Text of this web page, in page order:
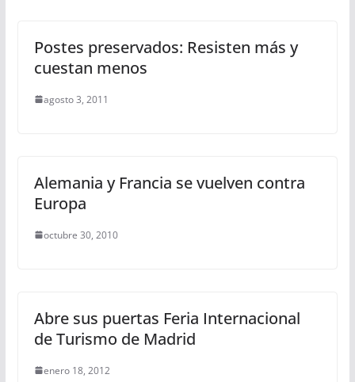
Postes preservados: Resisten más y
cuestan menos
agosto 3, 2011
Alemania y Francia se vuelven contra
Europa
octubre 30, 2010
Abre sus puertas Feria Internacional
de Turismo de Madrid
enero 18, 2012